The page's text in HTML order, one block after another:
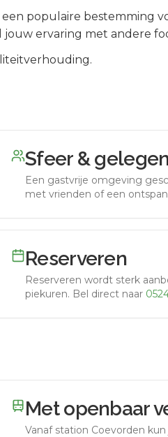
een populaire bestemming
ervaring met andere
Sfeer &
Een gastvrije omgeving
met vrienden of een
Reserveren
Reserveren wordt sterk
piekuren. Bel direct naar
Met openbaar
Vanaf station Coevorden